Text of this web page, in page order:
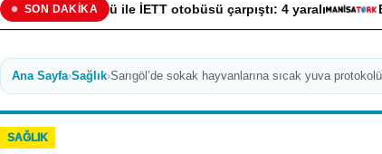
SON DAKİKA
ile İETT otobüsü çarpıştı: 4 yaralı Beşiktaş –
Ana Sayfa›Sağlık›Sarıgöl’de sokak hayvanlarına sıcak yuva protokolü
SAĞLIK